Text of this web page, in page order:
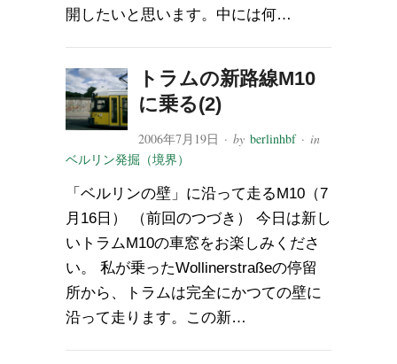
開したいと思います。中には何…
トラムの新路線M10
に乗る(2)
2006年7月19日 · byberlinhbf· in
ベルリン発掘（境界）
「ベルリンの壁」に沿って走るM10（7
月16日） （前回のつづき） 今日は新し
いトラムM10の車窓をお楽しみくださ
い。 私が乗ったWollinerstraßeの停留
所から、トラムは完全にかつての壁に
沿って走ります。この新…